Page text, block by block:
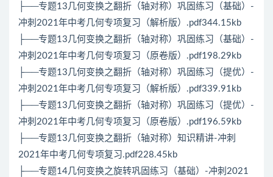
├──专题13几何变换之翻折（轴对称）巩固练习（基础）-
冲刺2021年中考几何专项复习（解析版）.pdf344.15kb
├──专题13几何变换之翻折（轴对称）巩固练习（基础）-
冲刺2021年中考几何专项复习（原卷版）.pdf198.29kb
├──专题13几何变换之翻折（轴对称）巩固练习（提优）-
冲刺2021年中考几何专项复习（解析版）.pdf339.91kb
├──专题13几何变换之翻折（轴对称）巩固练习（提优）-
冲刺2021年中考几何专项复习（原卷版）.pdf196.59kb
├──专题13几何变换之翻折（轴对称）知识精讲-冲刺
2021年中考几何专项复习.pdf228.45kb
├──专题14几何变换之旋转巩固练习（基础）-冲刺2021